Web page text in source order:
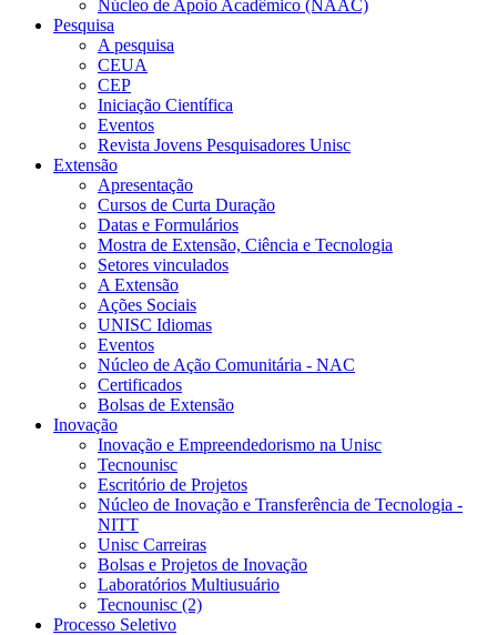
Núcleo de Apoio Acadêmico (NAAC)
Pesquisa
A pesquisa
CEUA
CEP
Iniciação Científica
Eventos
Revista Jovens Pesquisadores Unisc
Extensão
Apresentação
Cursos de Curta Duração
Datas e Formulários
Mostra de Extensão, Ciência e Tecnologia
Setores vinculados
A Extensão
Ações Sociais
UNISC Idiomas
Eventos
Núcleo de Ação Comunitária - NAC
Certificados
Bolsas de Extensão
Inovação
Inovação e Empreendedorismo na Unisc
Tecnounisc
Escritório de Projetos
Núcleo de Inovação e Transferência de Tecnologia -
NITT
Unisc Carreiras
Bolsas e Projetos de Inovação
Laboratórios Multiusuário
Tecnounisc (2)
Processo Seletivo